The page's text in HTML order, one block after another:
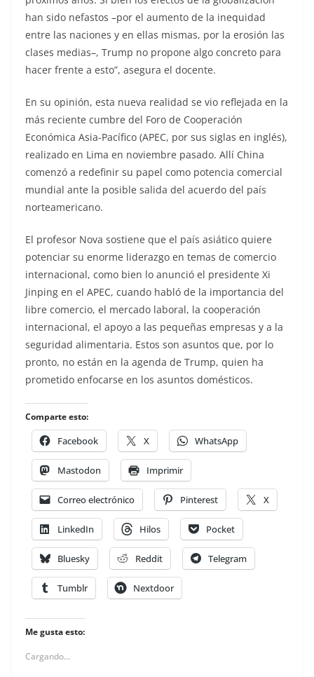
han sido nefastos –por el aumento de la inequidad
entre las naciones y en ellas mismas, por la erosión las
clases medias–, Trump no propone algo concreto para
hacer frente a esto”, asegura el docente.
En su opinión, esta nueva realidad se vio reflejada en la
más reciente cumbre del Foro de Cooperación
Económica Asia-Pacífico (APEC, por sus siglas en inglés),
realizado en Lima en noviembre pasado. Allí China
comenzó a redefinir su papel como potencia comercial
mundial ante la posible salida del acuerdo del país
norteamericano.
El profesor Nova sostiene que el país asiático quiere
potenciar su enorme liderazgo en temas de comercio
internacional, como bien lo anunció el presidente Xi
Jinping en el APEC, cuando habló de la importancia del
libre comercio, el mercado laboral, la cooperación
internacional, el apoyo a las pequeñas empresas y a la
seguridad alimentaria. Estos son asuntos que, por lo
pronto, no están en la agenda de Trump, quien ha
prometido enfocarse en los asuntos domésticos.
Comparte esto:
Facebook X WhatsApp
Mastodon Imprimir
Correo electrónico Pinterest X
LinkedIn Hilos Pocket
Bluesky Reddit Telegram
Tumblr Nextdoor
Me gusta esto:
Cargando...